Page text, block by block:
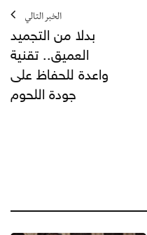
الخبر التالي
بدلا من التجميد
العميق.. تقنية
واعدة للحفاظ على
جودة اللحوم